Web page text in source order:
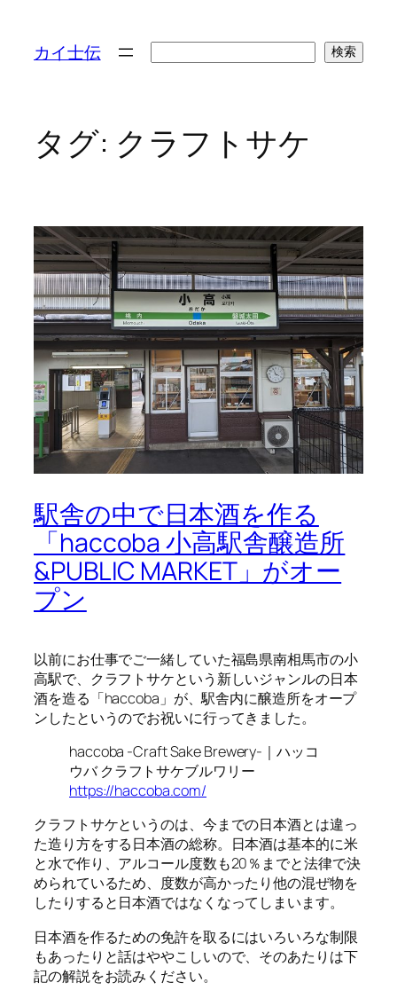
カイ士伝 検索
タグ: クラフトサケ
駅舎の中で日本酒を作る
「haccoba 小高駅舎醸造所
&PUBLIC MARKET」がオー
プン
以前にお仕事でご一緒していた福島県南相馬市の小
高駅で、クラフトサケという新しいジャンルの日本
酒を造る「haccoba」が、駅舎内に醸造所をオープ
ンしたというのでお祝いに行ってきました。
haccoba -Craft Sake Brewery-｜ハッコ
ウバ クラフトサケブルワリー
https://haccoba.com/
クラフトサケというのは、今までの日本酒とは違っ
た造り方をする日本酒の総称。日本酒は基本的に米
と水で作り、アルコール度数も20％までと法律で決
められているため、度数が高かったり他の混ぜ物を
したりすると日本酒ではなくなってしまいます。
日本酒を作るための免許を取るにはいろいろな制限
もあったりと話はややこしいので、そのあたりは下
記の解説をお読みください。